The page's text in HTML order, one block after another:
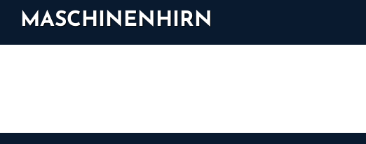
MASCHINENHIRN